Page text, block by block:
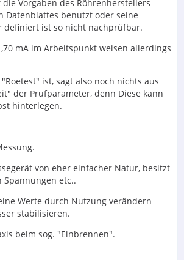
Vorgaben des Röhrenherstellers
Datenblattes benutzt oder seine
definiert ist so nicht nachprüfbar.
mA im Arbeitspunkt weisen allerdings
ist, sagt also noch nichts aus
der Prüfparameter, denn Diese kann
hinterlegen.
von eher einfacher Natur, besitzt
etc..
Werte durch Nutzung verändern
stabilisieren.
beim sog. "Einbrennen".